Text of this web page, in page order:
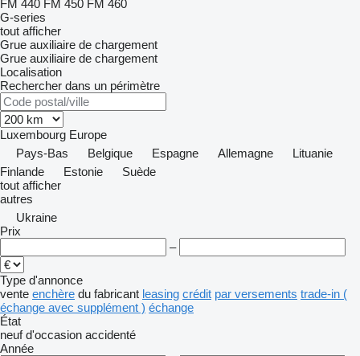
FM 440 FM 450 FM 460
G-series
tout afficher
Grue auxiliaire de chargement
Grue auxiliaire de chargement
Localisation
Rechercher dans un périmètre
Luxembourg Europe
Pays-Bas
Belgique Espagne Allemagne
Lituanie
Finlande
Estonie
Suède
tout afficher
autres
Ukraine
Prix
–
Type d'annonce
vente enchère du fabricant leasing crédit par versements trade-in (
échange avec supplément ) échange
État
neuf d'occasion accidenté
Année